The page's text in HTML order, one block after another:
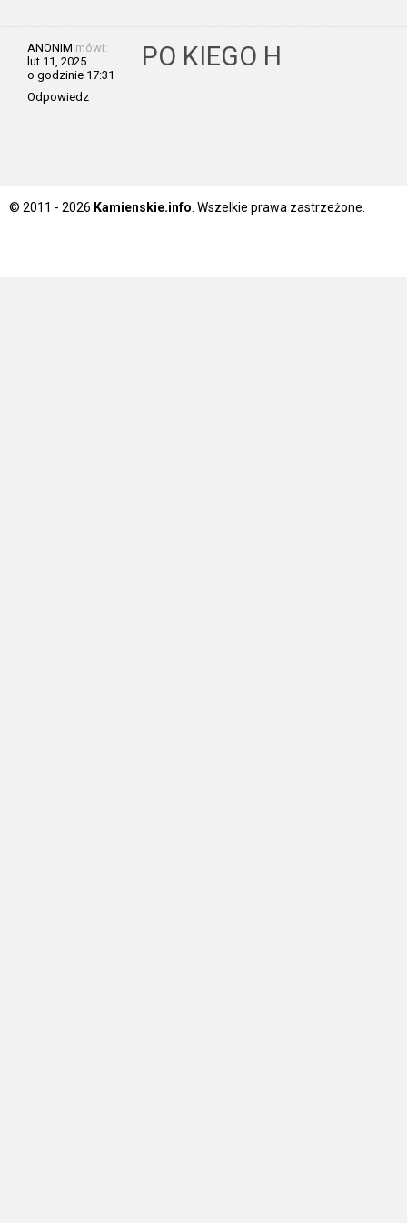
ANONIM mówi:
lut 11, 2025
o godzinie 17:31
Odpowiedz
PO KIEGO H
© 2011 - 2026 Kamienskie.info . Wszelkie prawa zastrzeżone.